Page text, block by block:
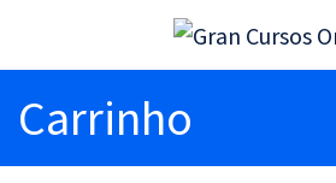
Carrinho